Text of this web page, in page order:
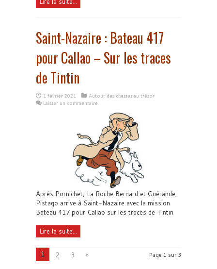
Saint-Nazaire : Bateau 417
pour Callao – Sur les traces
de Tintin
1 février 2021
Autour des chasses au trésor
Laisser un commentaire
Après Pornichet, La Roche Bernard et Guérande,
Pistago arrive à Saint-Nazaire avec la mission
Bateau 417 pour Callao sur les traces de Tintin
Lire la suite...
Page 1 sur 3
1 2 3 »